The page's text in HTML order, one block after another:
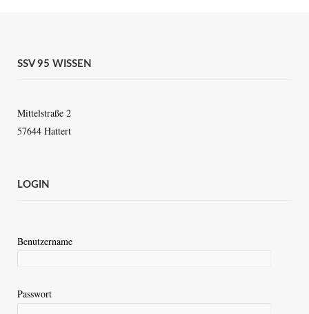
SSV 95 WISSEN
Mittelstraße 2
57644 Hattert
LOGIN
Benutzername
Passwort